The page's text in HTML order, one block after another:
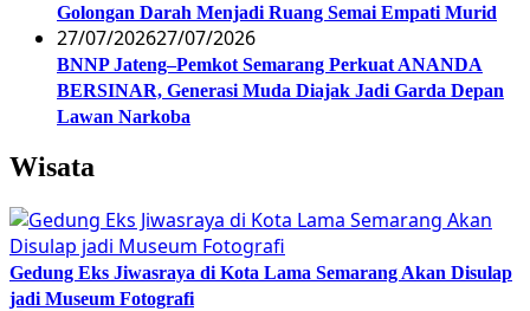
Golongan Darah Menjadi Ruang Semai Empati Murid
27/07/202627/07/2026
BNNP Jateng–Pemkot Semarang Perkuat ANANDA
BERSINAR, Generasi Muda Diajak Jadi Garda Depan
Lawan Narkoba
Wisata
Gedung Eks Jiwasraya di Kota Lama Semarang Akan Disulap
jadi Museum Fotografi